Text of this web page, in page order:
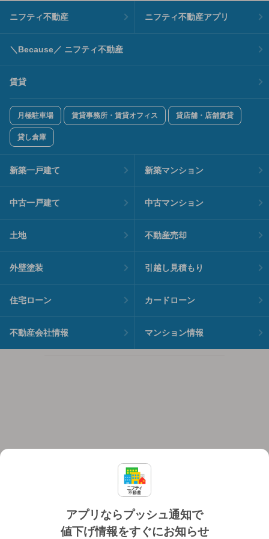
アプリならプッシュ通知で
値下げ情報をすぐにお知らせ
ニフティ不動産 ニフティ不動産アプリ
＼Because／ ニフティ不動産
賃貸
月極駐車場 賃貸事務所・賃貸オフィス 貸店舗・店舗賃貸
貸し倉庫
新築一戸建て 新築マンション
中古一戸建て 中古マンション
土地 不動産売却
外壁塗装 引越し見積もり
住宅ローン カードローン
不動産会社情報 マンション情報
個人情報保護ポリシー 利用規約